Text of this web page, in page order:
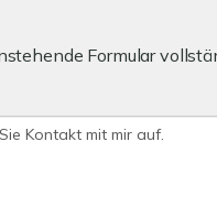
Formular